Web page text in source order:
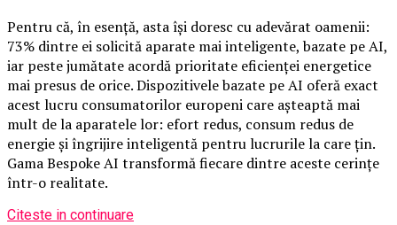
Pentru că, în esență, asta își doresc cu adevărat oamenii:
73% dintre ei solicită aparate mai inteligente, bazate pe AI,
iar peste jumătate acordă prioritate eficienței energetice
mai presus de orice. Dispozitivele bazate pe AI oferă exact
acest lucru consumatorilor europeni care așteaptă mai
mult de la aparatele lor: efort redus, consum redus de
energie și îngrijire inteligentă pentru lucrurile la care țin.
Gama Bespoke AI transformă fiecare dintre aceste cerințe
într-o realitate.
Citeste in continuare